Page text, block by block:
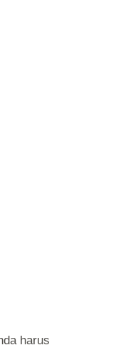
harus